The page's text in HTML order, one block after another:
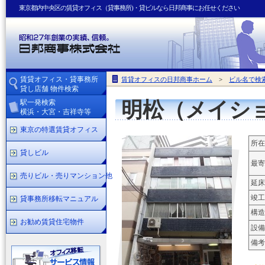
東京都内中央区の賃貸オフィス（貸事務所)・貸ビルなら日邦商事にお任せください
賃貸オフィスの日邦商事ホーム > ビル名で検
明松（メイシ
所
最
延床
竣工
構
設備
備考
賃貸オフィス・貸事務所
貸し店舗 物件検索
駅一発検索
横浜・大宮・吉祥寺等
東京の特選賃貸オフィス
貸しビル
売りビル・売りマンション他
貸事務所移転マニュアル
お勧め賃貸住宅物件